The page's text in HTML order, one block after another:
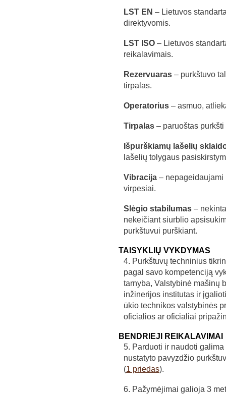
LST EN – Lietuvos
direktyvomis.
LST ISO – Lietuvos
reikalavimais.
Rezervuaras – purkštuvo
tirpalas.
Operatorius – asmuo,
Tirpalas – paruoštas
Išpurškiamų lašelių
lašelių tolygaus
Vibracija – nepageidaujami
virpesiai.
Slėgio stabilumas –
nekeičiant siurblio
purkštuvui purškiant.
TAISYKLIŲ VYKDYMAS
4. Purkštuvų techninius
pagal savo kompetenciją
tarnyba, Valstybinė mašinų
inžinerijos institutas ir
ūkio technikos valstybinės
oficialios ar oficialiai
BENDRIEJI REIKALAVIMAI
5. Parduoti ir naudoti
nustatyto pavyzdžio
(1 priedas).
6. Pažymėjimai galioja 3